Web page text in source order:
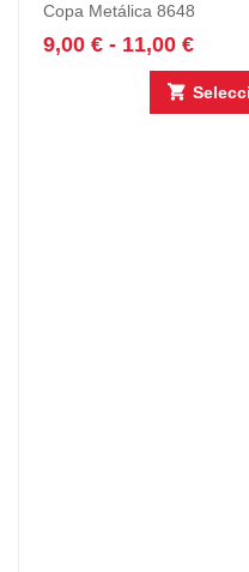
Copa Metálica 8648
9,00 € - 11,00 €